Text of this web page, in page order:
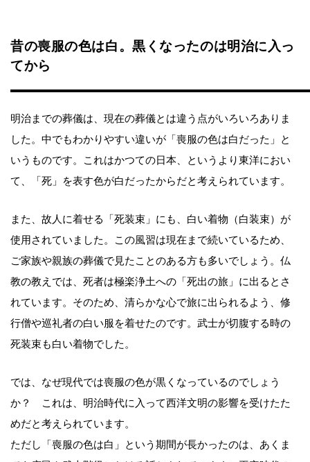
昔の喪服の色は白。黒くなったのは明治に入っ
てから
明治までの葬儀は、現在の葬儀とは違う点がいろいろありま
した。中でもわかりやすい違いが「喪服の色は白だった」と
いうものです。これはかつての日本、というより東洋におい
て、「死」を表す色が白だったからだと考えられています。
また、故人に着せる「死装束」にも、白い着物（白装束）が
使用されていました。この風習は現在まで続いているため、
ご家族や親族の葬儀で見たことのある方も多いでしょう。仏
教の教えでは、死者は極楽浄土への「死出の旅」に出るとさ
れています。そのため、清らかな心で旅に出られるよう、修
行僧や巡礼者の白い服を着せたのです。武士が切腹する時の
死装束も白い着物でした。
では、なぜ現代では喪服の色が黒くなっているのでしょう
か？ これは、明治時代に入って西洋文明の影響を受けたた
めだと考えられています。
ただし「喪服の色は白」という期間が長かったのは、あくま